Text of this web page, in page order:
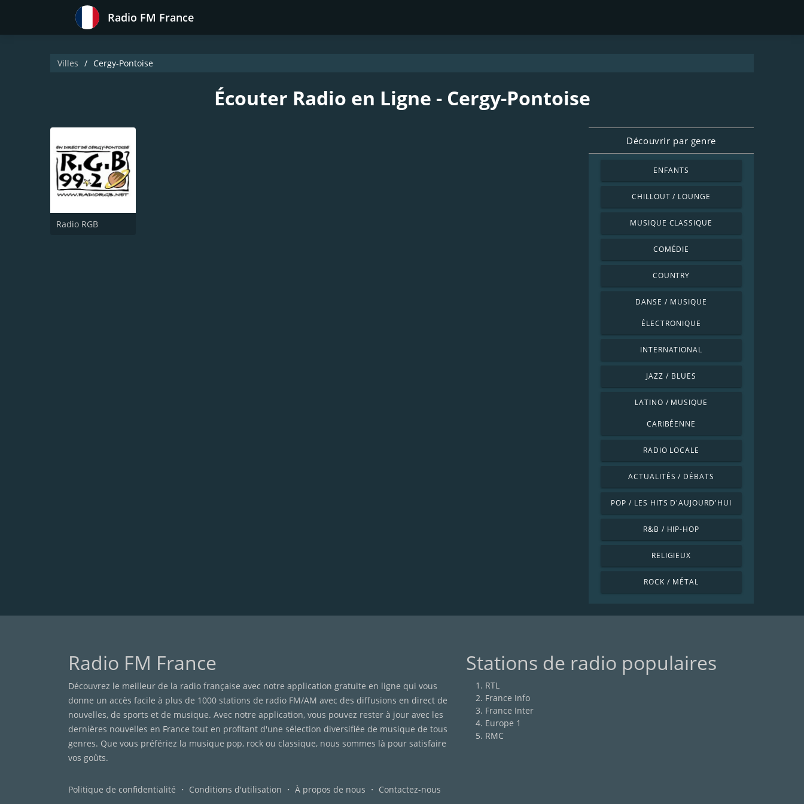
Radio FM France
Villes Cergy-Pontoise
Écouter Radio en Ligne - Cergy-Pontoise
Radio RGB
Découvrir par genre
ENFANTS
CHILLOUT / LOUNGE
MUSIQUE CLASSIQUE
COMÉDIE
COUNTRY
DANSE / MUSIQUE
ÉLECTRONIQUE
INTERNATIONAL
JAZZ / BLUES
LATINO / MUSIQUE
CARIBÉENNE
RADIO LOCALE
ACTUALITÉS / DÉBATS
POP / LES HITS D'AUJOURD'HUI
R&B / HIP-HOP
RELIGIEUX
ROCK / MÉTAL
Radio FM France
Découvrez le meilleur de la radio française avec notre application gratuite en ligne qui vous
donne un accès facile à plus de 1000 stations de radio FM/AM avec des diffusions en direct de
nouvelles, de sports et de musique. Avec notre application, vous pouvez rester à jour avec les
dernières nouvelles en France tout en profitant d'une sélection diversifiée de musique de tous
genres. Que vous préfériez la musique pop, rock ou classique, nous sommes là pour satisfaire
vos goûts.
Stations de radio populaires
RTL
France Info
France Inter
Europe 1
RMC
Politique de confidentialité ・ Conditions d'utilisation ・ À propos de nous ・ Contactez-nous